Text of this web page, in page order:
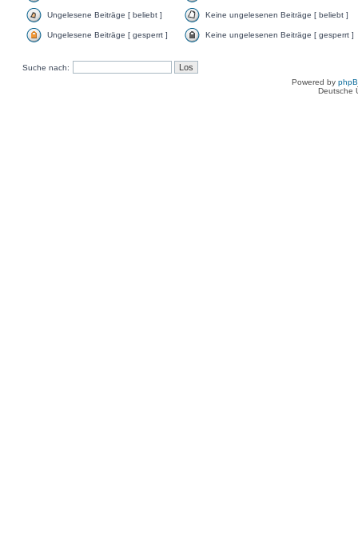
Ungelesene Beiträge [ beliebt ] Keine ungelesenen Beiträge [ beliebt ]
Ungelesene Beiträge [ gesperrt ] Keine ungelesenen Beiträge [ gesperrt ]
Suche nach:
Powered by
Deutsche